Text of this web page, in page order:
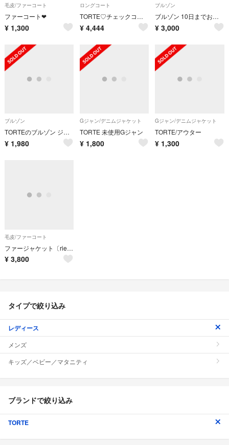
毛皮/ファーコート
ファーコート❤︎
¥ 1,300
ロングコート
TORTE♡チェックコート
¥ 4,444
ブルゾン
ブルゾン 10日までお取り置き
¥ 3,000
ブルゾン
TORTEのブルゾン ジャンパー
¥ 1,980
Gジャン/デニムジャケット
TORTE 未使用Gジャン
¥ 1,800
Gジャン/デニムジャケット
TORTE/アウター
¥ 1,300
毛皮/ファーコート
ファージャケット〔rienda.マカロン
¥ 3,800
タイプで絞り込み
レディース
メンズ
キッズ／ベビー／マタニティ
ブランドで絞り込み
TORTE